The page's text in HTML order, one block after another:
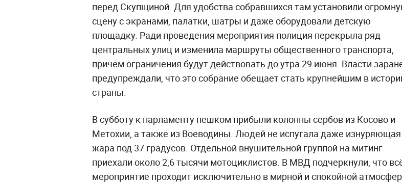
перед Скупщиной. Для удобства собравшихся там установили
сцену с экранами, палатки, шатры и даже оборудовали детскую
площадку. Ради проведения мероприятия полиция перекрыла ряд
центральных улиц и изменила маршруты общественного транспорта,
причём ограничения будут действовать до утра 29 июня. Власти
предупреждали, что это собрание обещает стать крупнейшим в
страны.
В субботу к парламенту пешком прибыли колонны сербов из Косово и
Метохии, а также из Воеводины. Людей не испугала даже изнуряющая
жара под 37 градусов. Отдельной внушительной группой на митинг
приехали около 2,6 тысячи мотоциклистов. В МВД подчеркнули, что
мероприятие проходит исключительно в мирной и спокойной